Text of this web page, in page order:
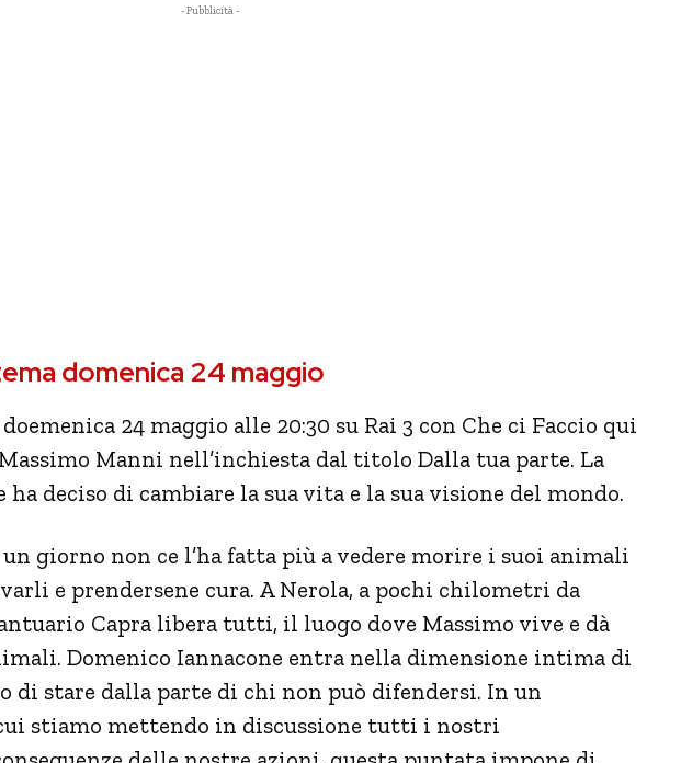
- Pubblicità -
domenica 24 maggio
24 maggio alle 20:30 su Rai 3 con Che ci Faccio qui
Manni nell’inchiesta dal titolo Dalla tua parte. La
deciso di cambiare la sua vita e la sua visione del mondo.
giorno non ce l’ha fatta più a vedere morire i suoi animali
e prendersene cura. A Nerola, a pochi chilometri da
Capra libera tutti, il luogo dove Massimo vive e dà
Domenico Iannacone entra nella dimensione intima di
di stare dalla parte di chi non può difendersi. In un
stiamo mettendo in discussione tutti i nostri